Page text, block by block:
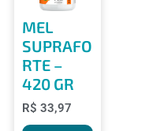
MEL
SUPRAFO
RTE –
420 GR
R$ 33,97